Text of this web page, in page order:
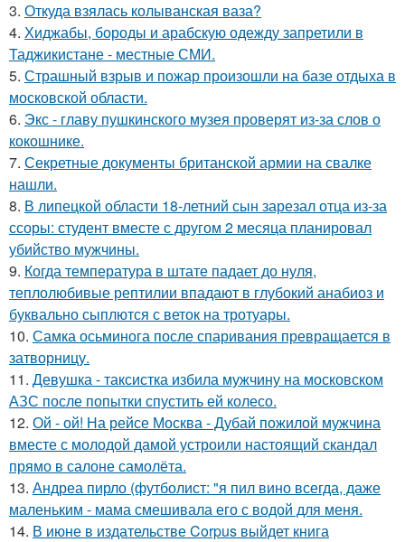
3. Откуда взялась колыванская ваза?
4. Хиджабы, бороды и арабскую одежду запретили в
Таджикистане - местные СМИ.
5. Страшный взрыв и пожар произошли на базе отдыха в
московской области.
6. Экс - главу пушкинского музея проверят из-за слов о
кокошнике.
7. Секретные документы британской армии на свалке
нашли.
8. В липецкой области 18-летний сын зарезал отца из-за
ссоры: студент вместе с другом 2 месяца планировал
убийство мужчины.
9. Когда температура в штате падает до нуля,
теплолюбивые рептилии впадают в глубокий анабиоз и
буквально сыплются с веток на тротуары.
10. Самка осьминога после спаривания превращается в
затворницу.
11. Девушка - таксистка избила мужчину на московском
АЗС после попытки спустить ей колесо.
12. Ой - ой! На рейсе Москва - Дубай пожилой мужчина
вместе с молодой дамой устроили настоящий скандал
прямо в салоне самолёта.
13. Андреа пирло (футболист: "я пил вино всегда, даже
маленьким - мама смешивала его с водой для меня.
14. В июне в издательстве Corpus выйдет книга